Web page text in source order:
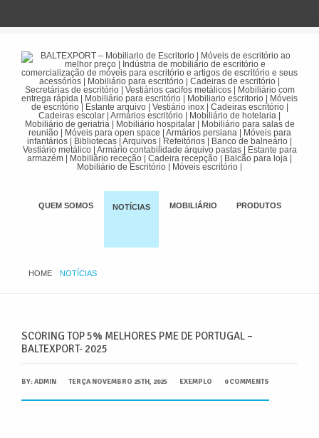
QUEM SOMOS NOTÍCIAS MOBILIÁRIO PRODUTOS
PORTFÓLIO
HOME NOTÍCIAS
SCORING TOP 5% MELHORES PME DE PORTUGAL –
BALTEXPORT- 2025
BY:ADMIN TERÇA NOVEMBRO 25TH, 2025 EXEMPLO 0 COMMENTS